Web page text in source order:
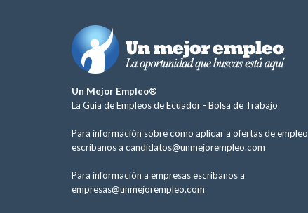
Un Mejor Empleo®
La Guía de Empleos de Ecuador - Bolsa de Trabajo
Para información sobre como aplicar a ofertas de empleo
escríbanos a candidatos@unmejorempleo.com
Para información a empresas escríbanos a
empresas@unmejorempleo.com